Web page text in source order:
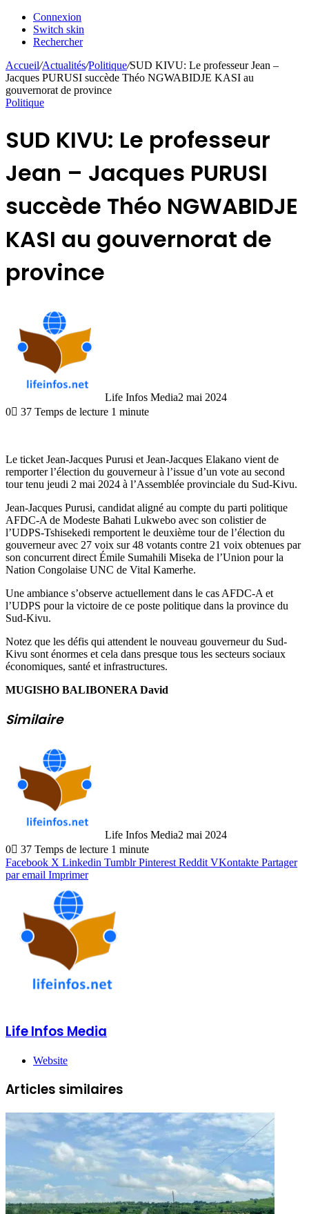
Connexion
Switch skin
Rechercher
Accueil/Actualités/Politique/SUD KIVU: Le professeur Jean –
Jacques PURUSI succède Théo NGWABIDJE KASI au
gouvernorat de province
Politique
SUD KIVU: Le professeur
Jean – Jacques PURUSI
succède Théo NGWABIDJE
KASI au gouvernorat de
province
Life Infos Media2 mai 2024
0
37 Temps de lecture 1 minute
Le ticket Jean-Jacques Purusi et Jean-Jacques Elakano vient de
remporter l’élection du gouverneur à l’issue d’un vote au second
tour tenu jeudi 2 mai 2024 à l’Assemblée provinciale du Sud-Kivu.
Jean-Jacques Purusi, candidat aligné au compte du parti politique
AFDC-A de Modeste Bahati Lukwebo avec son colistier de
l’UDPS-Tshisekedi remportent le deuxième tour de l’élection du
gouverneur avec 27 voix sur 48 votants contre 21 voix obtenues par
son concurrent direct Émile Sumahili Miseka de l’Union pour la
Nation Congolaise UNC de Vital Kamerhe.
Une ambiance s’observe actuellement dans le cas AFDC-A et
l’UDPS pour la victoire de ce poste politique dans la province du
Sud-Kivu.
Notez que les défis qui attendent le nouveau gouverneur du Sud-
Kivu sont énormes et cela dans presque tous les secteurs sociaux
économiques, santé et infrastructures.
MUGISHO BALIBONERA David
Similaire
Life Infos Media2 mai 2024
0
37 Temps de lecture 1 minute
Facebook X Linkedin Tumblr Pinterest Reddit VKontakte Partager
par email Imprimer
Life Infos Media
Website
Articles similaires